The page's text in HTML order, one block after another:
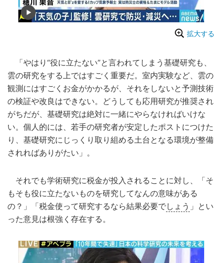
拡大する
「やはり“役に立たない”と言われてしまう基礎研究も、
雲の研究をする上ではすごく重要だ。室内実験など、雲の
観測にはすごくお金がかかるが、それをしないと予測技術
の検証や改良はできない。どうしても応用研究が推奨され
がちだが、基礎研究は絶対に一緒にやらなければいけな
い。個人的には、若手の研究者が安定したポストにつけた
り、基礎研究にじっくり取り組める土台となる環境が整備
されればありがたい」。
それでも学術研究に税金が投入されることに対し、「そ
もそも役に立たないものを研究してなんの意味がある
の？」「税金使って研究するなら結果必要でしょう 」とい
った意見は根強く存在する。